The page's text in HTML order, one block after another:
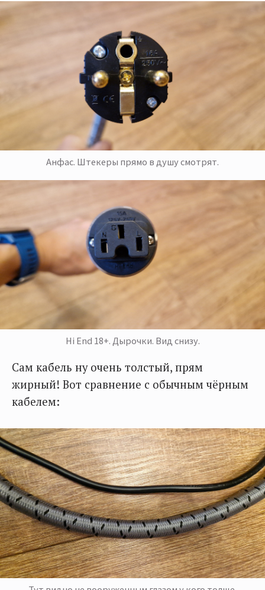
Анфас. Штекеры прямо в душу смотрят.
Hi End 18+. Дырочки. Вид снизу.
Сам кабель ну очень толстый, прям
жирный! Вот сравнение с обычным чёрным
кабелем: